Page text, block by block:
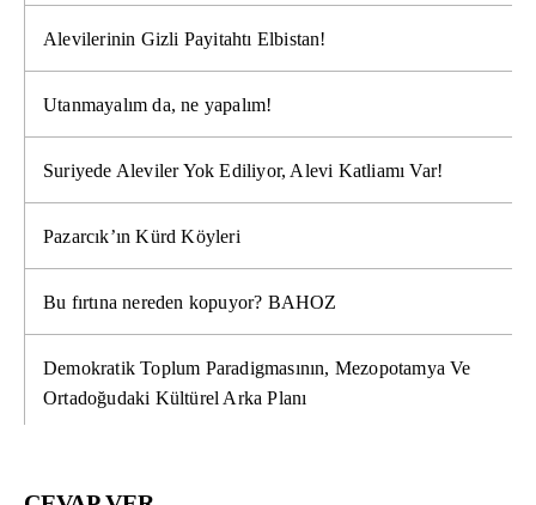
Alevilerinin Gizli Payitahtı Elbistan!
Utanmayalım da, ne yapalım!
Suriyede Aleviler Yok Ediliyor, Alevi Katliamı Var!
Pazarcık’ın Kürd Köyleri
Bu fırtına nereden kopuyor? BAHOZ
Demokratik Toplum Paradigmasının, Mezopotamya Ve
Ortadoğudaki Kültürel Arka Planı